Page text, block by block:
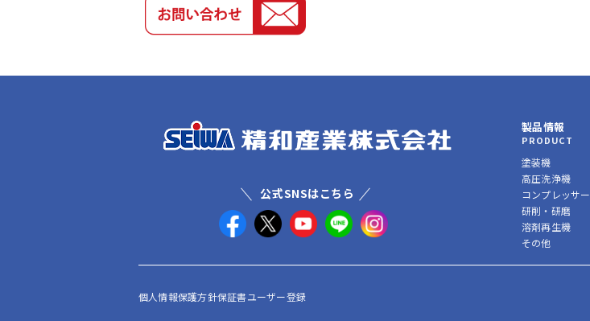
製品情報
PRODUCT
塗装機
高圧洗浄機
コンプレッサー
研削・研磨
溶剤再生機
その他
公式SNSはこちら
個人情報保護方針保証書ユーザー登録